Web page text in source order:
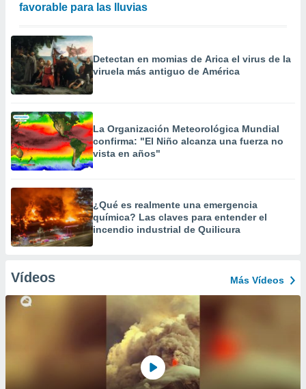
favorable para las lluvias
Detectan en momias de Arica el virus de la
viruela más antiguo de América
La Organización Meteorológica Mundial
confirma: "El Niño alcanza una fuerza no
vista en años"
¿Qué es realmente una emergencia
química? Las claves para entender el
incendio industrial de Quilicura
Vídeos Más Vídeos